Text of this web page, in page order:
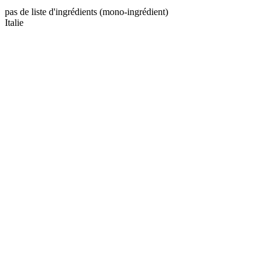
pas de liste d'ingrédients (mono-ingrédient)
Italie